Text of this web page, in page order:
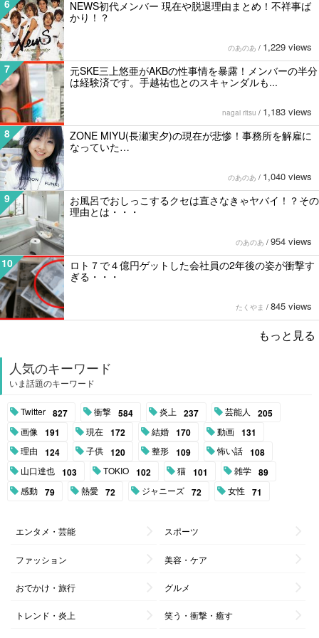
6
NEWS初代メンバー 現在や脱退理由まとめ！不祥事ば
かり！？
のあのあ / 1,229 views
7
元SKE三上悠亜がAKBの性事情を暴露！メンバーの半分
は経験済です。手越祐也とのスキャンダルも...
nagai ritsu / 1,183 views
8
ZONE MIYU(長瀬実夕)の現在が悲惨！事務所を解雇に
なっていた…
のあのあ / 1,040 views
9
お風呂でおしっこするクセは直さなきゃヤバイ！？その
理由とは・・・
のあのあ / 954 views
10
ロト７で４億円ゲットした会社員の2年後の姿が衝撃す
ぎる・・・
たくやま / 845 views
もっと見る
人気のキーワード
いま話題のキーワード
Twitter 827 衝撃 584 炎上 237 芸能人 205
画像 191 現在 172 結婚 170 動画 131
理由 124 子供 120 整形 109 怖い話 108
山口達也 103 TOKIO 102 猫 101 雑学 89
感動 79 熱愛 72 ジャニーズ 72 女性 71
エンタメ・芸能 スポーツ
ファッション 美容・ケア
おでかけ・旅行 グルメ
トレンド・炎上 笑う・衝撃・癒す